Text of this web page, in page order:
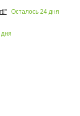
Осталось 24 дня
дня